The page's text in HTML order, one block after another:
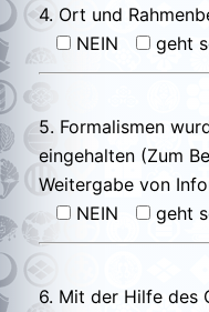
4. Ort und
NEIN
geht
5. Formalismen
eingehalten (Zum
Weitergabe von
NEIN
geht
6. Mit der Hilfe des